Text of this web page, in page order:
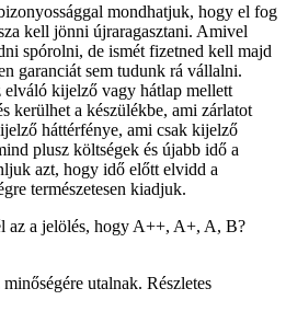
mondhatjuk, hogy el fog
kell jönni újraragasztani. Amivel
spórolni, de ismét fizetned kell majd
garanciát sem tudunk rá vállalni.
kijelző vagy hátlap mellett
kerülhet a készülékbe, ami zárlatot
háttérfénye, ami csak kijelző
plusz költségek és újabb idő a
azt, hogy idő előtt elvidd a
természetesen kiadjuk.
az a jelölés, hogy A++, A+, A, B?
utalnak. Részletes